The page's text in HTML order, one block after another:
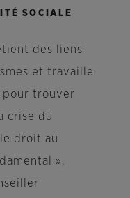
SOCIALE
des liens
et travaille
pour trouver
crise du
droit au
»,